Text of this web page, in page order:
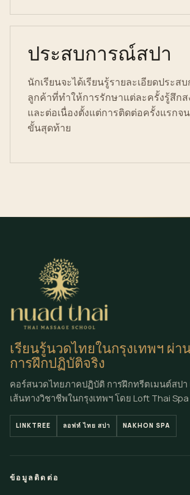
ประสบการณ์สปา
นักเรียนจะได้เรียนรู้รายละเอียดประส
ลูกค้าที่ทำให้การรักษาแต่ละครั้งรู้สึกส
และต่อเนื่องตั้งแต่การติดต่อครั้งแรกจ
ขั้นสุดท้าย
เรียนรู้นวดไทยในกรุงเทพฯ ผ่า
การฝึกปฏิบัติจริง
คอร์สนวดไทยภาคปฏิบัติ การฝึกทรีตเมนต์สปา
เส้นทางวิชาชีพในกรุงเทพฯ โดย Loft Thai Spa
LINKTREE ลอฟท์ ไทย สปา NAKHON SPA
ข้อมูลติดต่อ